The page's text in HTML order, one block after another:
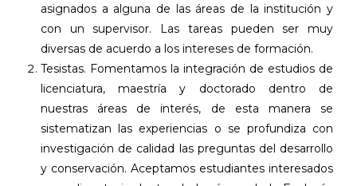
asignados a alguna de las áreas de la institución y
con un supervisor. Las tareas pueden ser muy
diversas de acuerdo a los intereses de formación.
Tesistas. Fomentamos la integración de estudios de
licenciatura, maestría y doctorado dentro de
nuestras áreas de interés, de esta manera se
sistematizan las experiencias o se profundiza con
investigación de calidad las preguntas del desarrollo
y conservación. Aceptamos estudiantes interesados